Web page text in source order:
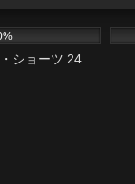
ショーツ 24